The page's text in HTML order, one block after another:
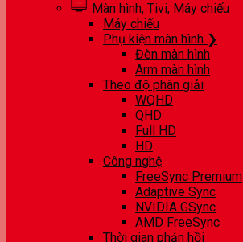
Màn hình, Tivi, Máy chiếu
Máy chiếu
Phụ kiện màn hình ❯
Đèn màn hình
Arm màn hình
Theo độ phân giải
WQHD
QHD
Full HD
HD
Công nghệ
FreeSync Premium
Adaptive Sync
NVIDIA GSync
AMD FreeSync
Thời gian phản hồi